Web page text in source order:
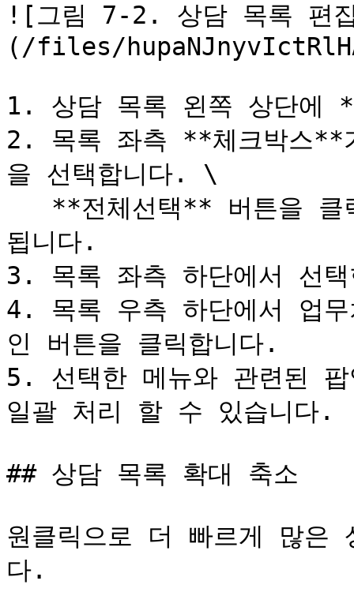
![그림 7-2. 상담 목록 편
(/files/
1. 상담 목록 왼쪽 상단에
2. 목록 좌측 **체크박스**
을 선택합니다. \
됩니다.
3. 목록 좌측 하단에서 선
4. 목록 우측 하단에서 업
인 버튼을 클릭합니다.
5. 선택한 메뉴와 관련된
일괄 처리 할 수 있습니다.
## 상담 목록 확대 축소
원클릭으로 더 빠르게 많은
다.